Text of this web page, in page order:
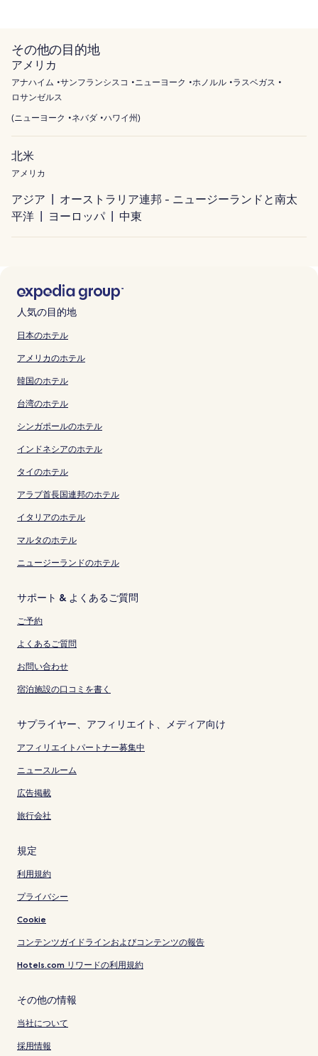
その他の目的地
アメリカ
アナハイム サンフランシスコ ニューヨーク ホノルル
ラスベガス
ロサンゼルス
(ニューヨーク ネバダ ハワイ州)
北米
アメリカ
アジア
オーストラリア連邦 - ニュージーランドと南太
平洋
ヨーロッパ 中東
人気の目的地
日本のホテル
アメリカのホテル
韓国のホテル
台湾のホテル
シンガポールのホテル
インドネシアのホテル
タイのホテル
アラブ首長国連邦のホテル
イタリアのホテル
マルタのホテル
ニュージーランドのホテル
サポート & よくあるご質問
ご予約
よくあるご質問
お問い合わせ
宿泊施設の口コミを書く
サプライヤー、アフィリエイト、メディア向け
アフィリエイトパートナー募集中
ニュースルーム
広告掲載
旅行会社
規定
利用規約
プライバシー
Cookie
コンテンツガイドラインおよびコンテンツの報告
Hotels.com リワードの利用規約
その他の情報
当社について
採用情報